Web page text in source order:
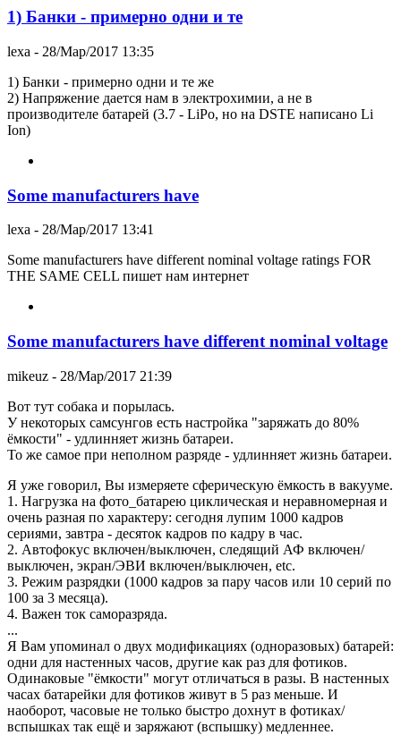
1) Банки - примерно одни и те
lexa - 28/Мар/2017 13:35
1) Банки - примерно одни и те же
2) Напряжение дается нам в электрохимии, а не в
производителе батарей (3.7 - LiPo, но на DSTE написано Li
Ion)
Some manufacturers have
lexa - 28/Мар/2017 13:41
Some manufacturers have different nominal voltage ratings FOR
THE SAME CELL пишет нам интернет
Some manufacturers have different nominal voltage
mikeuz - 28/Мар/2017 21:39
Вот тут собака и порылась.
У некоторых самсунгов есть настройка "заряжать до 80%
ёмкости" - удлинняет жизнь батареи.
То же самое при неполном разряде - удлинняет жизнь батареи.
Я уже говорил, Вы измеряете сферическую ёмкость в вакууме.
1. Нагрузка на фото_батарею циклическая и неравномерная и
очень разная по характеру: сегодня лупим 1000 кадров
сериями, завтра - десяток кадров по кадру в час.
2. Автофокус включен/выключен, следящий АФ включен/
выключен, экран/ЭВИ включен/выключен, etc.
3. Режим разрядки (1000 кадров за пару часов или 10 серий по
100 за 3 месяца).
4. Важен ток саморазряда.
...
Я Вам упоминал о двух модификациях (одноразовых) батарей:
одни для настенных часов, другие как раз для фотиков.
Одинаковые "ёмкости" могут отличаться в разы. В настенных
часах батарейки для фотиков живут в 5 раз меньше. И
наоборот, часовые не только быстро дохнут в фотиках/
вспышках так ещё и заряжают (вспышку) медленнее.